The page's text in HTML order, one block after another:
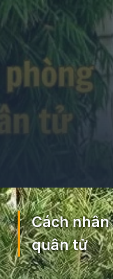
Đang mởhttps://
Cách
quân tử